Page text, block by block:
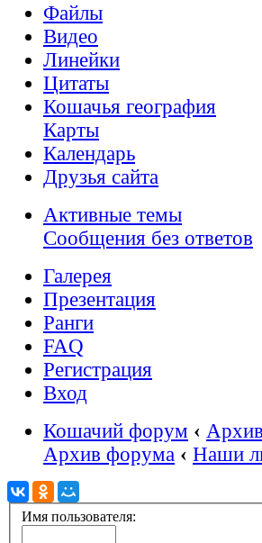
Файлы
Видео
Линейки
Цитаты
Кошачья география
Карты
Календарь
Друзья сайта
Активные темы
Сообщения без ответов
Галерея
Презентация
Ранги
FAQ
Регистрация
Вход
Кошачий форум ‹
Архив форума ‹ Наши
Имя пользователя: